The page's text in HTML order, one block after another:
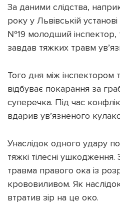
Підтримати
За даними слідства,
року у Львівській
№19 молодший інспектор,
завдав тяжких травм
Того дня між інспектором
відбуває покарання за
суперечка. Під час
вдарив ув’язненого
Унаслідок одного удару
тяжкі тілесні
травма правого ока із
крововиливом. Як
втратив зір на це око.